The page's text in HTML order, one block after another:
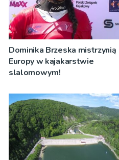
Dominika Brzeska mistrzynią
Europy w kajakarstwie
slalomowym!